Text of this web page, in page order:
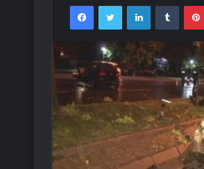
FacebookTwitter LinkedInTumblr